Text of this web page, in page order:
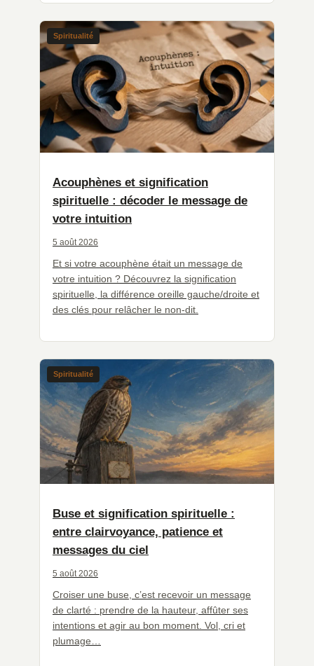
Spiritualité
Acouphènes et signification
spirituelle : décoder le message de
votre intuition
5 août 2026
Et si votre acouphène était un message de
votre intuition ? Découvrez la signification
spirituelle, la différence oreille gauche/droite et
des clés pour relâcher le non-dit.
Spiritualité
Buse et signification spirituelle :
entre clairvoyance, patience et
messages du ciel
5 août 2026
Croiser une buse, c’est recevoir un message
de clarté : prendre de la hauteur, affûter ses
intentions et agir au bon moment. Vol, cri et
plumage…